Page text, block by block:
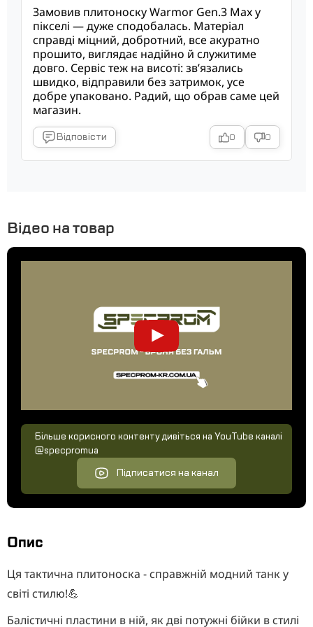
Замовив плитоноску Warmor Gen.3 Max у
пікселі — дуже сподобалась. Матеріал
справді міцний, добротний, все акуратно
прошито, виглядає надійно й служитиме
довго. Сервіс теж на висоті: зв’язались
швидко, відправили без затримок, усе
добре упаковано. Радий, що обрав саме цей
магазин.
Відповісти 0 0
Відео на товар
Більше корисного контенту дивіться на YouTube каналі
@specpromua
Підписатися на канал
Опис
Ця тактична плитоноска - справжній модний танк у
світі стилю!💪
Балістичні пластини в ній, як дві потужні бійки в стилі